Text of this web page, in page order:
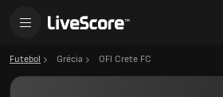
Futebol Grécia OFI Crete FC